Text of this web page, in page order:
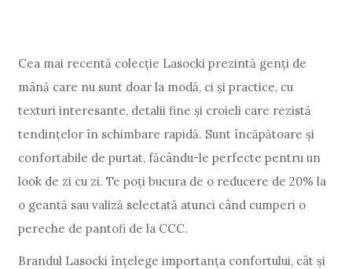
Cea mai recentă colecție Lasocki prezintă genți de
mână care nu sunt doar la modă, ci și practice, cu
texturi interesante, detalii fine și croieli care rezistă
tendințelor în schimbare rapidă. Sunt încăpătoare și
confortabile de purtat, făcându-le perfecte pentru un
look de zi cu zi. Te poți bucura de o reducere de 20% la
o geantă sau valiză selectată atunci când cumperi o
pereche de pantofi de la CCC.
Brandul Lasocki înțelege importanța confortului, cât și